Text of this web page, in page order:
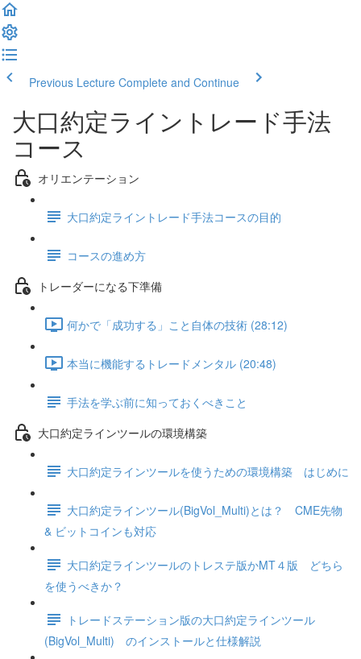
Previous Lecture Complete and Continue
大口約定ライントレード手法
コース
オリエンテーション
大口約定ライントレード手法コースの目的
コースの進め方
トレーダーになる下準備
何かで「成功する」こと自体の技術 (28:12)
本当に機能するトレードメンタル (20:48)
手法を学ぶ前に知っておくべきこと
大口約定ラインツールの環境構築
大口約定ラインツールを使うための環境構築 はじめに
大口約定ラインツール(BigVol_Multi)とは？ CME先物
& ビットコインも対応
大口約定ラインツールのトレステ版かMT４版 どちら
を使うべきか？
トレードステーション版の大口約定ラインツール
(BigVol_Multi) のインストールと仕様解説